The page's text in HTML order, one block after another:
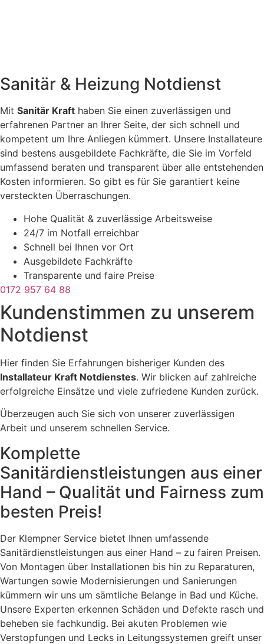
Sanitär & Heizung Notdienst
Mit Sanitär Kraft haben Sie einen zuverlässigen und
erfahrenen Partner an Ihrer Seite, der sich schnell und
kompetent um Ihre Anliegen kümmert. Unsere Installateure
sind bestens ausgebildete Fachkräfte, die Sie im Vorfeld
umfassend beraten und transparent über alle entstehenden
Kosten informieren. So gibt es für Sie garantiert keine
versteckten Überraschungen.
Hohe Qualität & zuverlässige Arbeitsweise
24/7 im Notfall erreichbar
Schnell bei Ihnen vor Ort
Ausgebildete Fachkräfte
Transparente und faire Preise
0172 957 64 88
Kundenstimmen zu unserem
Notdienst
Hier finden Sie Erfahrungen bisheriger Kunden des
Installateur Kraft Notdienstes. Wir blicken auf zahlreiche
erfolgreiche Einsätze und viele zufriedene Kunden zurück.
Überzeugen auch Sie sich von unserer zuverlässigen
Arbeit und unserem schnellen Service.
Komplette
Sanitärdienstleistungen aus einer
Hand – Qualität und Fairness zum
besten Preis!
Der Klempner Service bietet Ihnen umfassende
Sanitärdienstleistungen aus einer Hand – zu fairen Preisen.
Von Montagen über Installationen bis hin zu Reparaturen,
Wartungen sowie Modernisierungen und Sanierungen
kümmern wir uns um sämtliche Belange in Bad und Küche.
Unsere Experten erkennen Schäden und Defekte rasch und
beheben sie fachkundig. Bei akuten Problemen wie
Verstopfungen und Lecks in Leitungssystemen greift unser